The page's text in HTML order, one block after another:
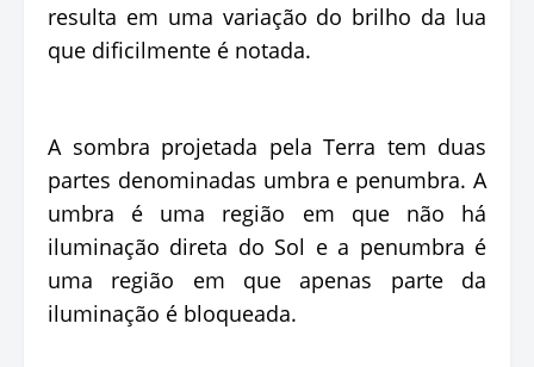
resulta em uma variação do brilho da lua
que dificilmente é notada.
A sombra projetada pela Terra tem duas
partes denominadas umbra e penumbra. A
umbra é uma região em que não há
iluminação direta do Sol e a penumbra é
uma região em que apenas parte da
iluminação é bloqueada.